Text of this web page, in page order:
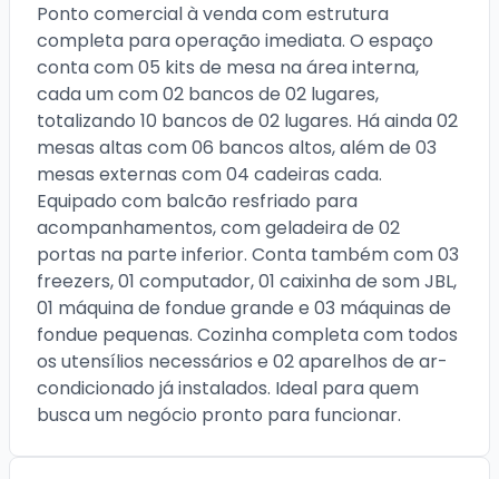
Ponto comercial à venda com estrutura
completa para operação imediata. O espaço
conta com 05 kits de mesa na área interna,
cada um com 02 bancos de 02 lugares,
totalizando 10 bancos de 02 lugares. Há ainda 02
mesas altas com 06 bancos altos, além de 03
mesas externas com 04 cadeiras cada.
Equipado com balcão resfriado para
acompanhamentos, com geladeira de 02
portas na parte inferior. Conta também com 03
freezers, 01 computador, 01 caixinha de som JBL,
01 máquina de fondue grande e 03 máquinas de
fondue pequenas. Cozinha completa com todos
os utensílios necessários e 02 aparelhos de ar-
condicionado já instalados. Ideal para quem
busca um negócio pronto para funcionar.